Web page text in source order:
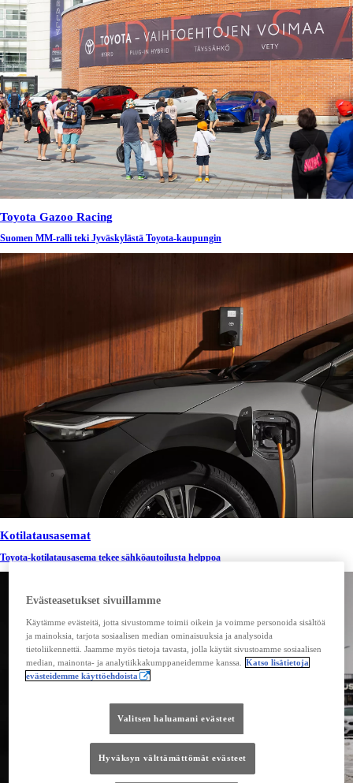
Toyota Gazoo Racing
Suomen MM-ralli teki Jyväskylästä Toyota-kaupungin
Kotilatausasemat
Toyota-kotilatausasema tekee sähköautoilusta helppoa
Evästeasetukset sivuillamme
Käytämme evästeitä, jotta sivustomme toimii oikein ja voimme personoida sisältöä
ja mainoksia, tarjota sosiaalisen median ominaisuuksia ja analysoida
tietoliikennettä. Jaamme myös tietoja tavasta, jolla käytät sivustoamme sosiaalisen
median, mainonta- ja analytiikkakumppaneidemme kanssa. Katso lisätietoja
evästeidemme käyttöehdoista
Valitsen haluamani evästeet
Hyväksyn välttämättömät evästeet